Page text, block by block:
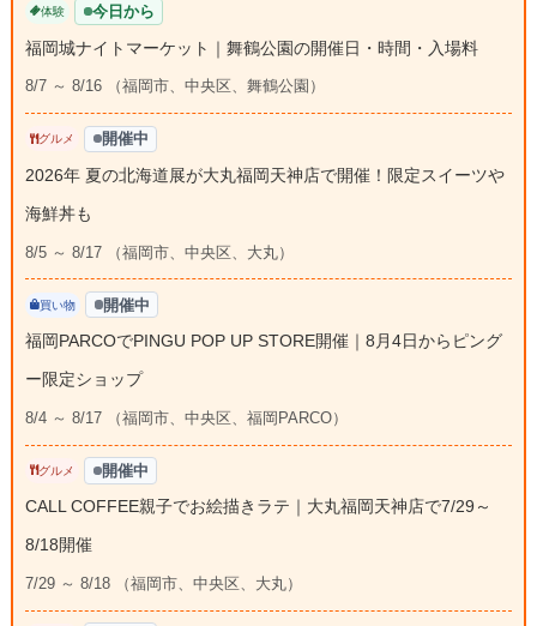
体験 今日から
福岡城ナイトマーケット｜舞鶴公園の開催日・時間・入場料
8/7 ～ 8/16 （福岡市、中央区、舞鶴公園）
グルメ 開催中
2026年 夏の北海道展が大丸福岡天神店で開催！限定スイーツや
海鮮丼も
8/5 ～ 8/17 （福岡市、中央区、大丸）
買い物 開催中
福岡PARCOでPINGU POP UP STORE開催｜8月4日からピング
ー限定ショップ
8/4 ～ 8/17 （福岡市、中央区、福岡PARCO）
グルメ 開催中
CALL COFFEE親子でお絵描きラテ｜大丸福岡天神店で7/29～
8/18開催
7/29 ～ 8/18 （福岡市、中央区、大丸）